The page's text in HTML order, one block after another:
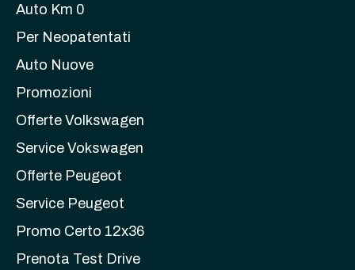
Auto Km 0
Per Neopatentati
Auto Nuove
Promozioni
Offerte Volkswagen
Service Vokswagen
Offerte Peugeot
Service Peugeot
Promo Certo 12x36
Prenota Test Drive